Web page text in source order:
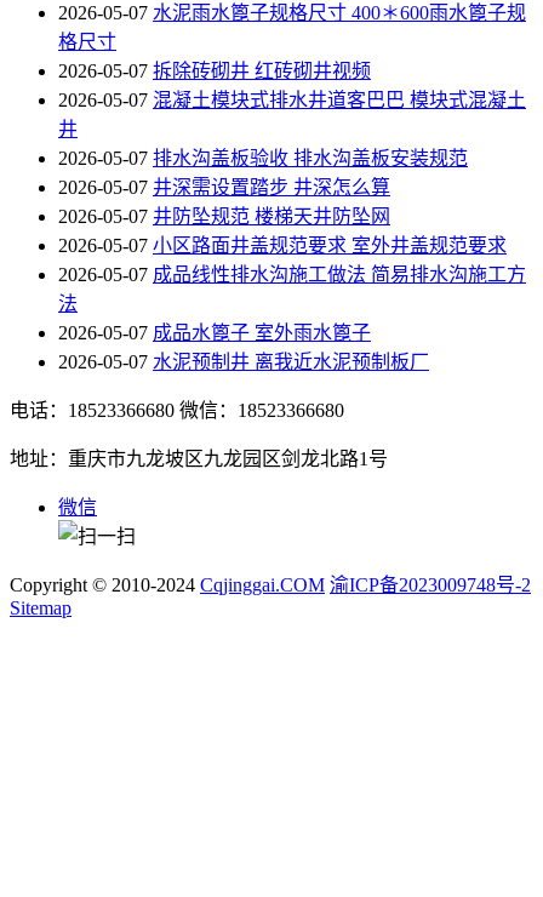
2026-05-07 水泥雨水篦子规格尺寸 400＊600雨水篦子规
格尺寸
2026-05-07 拆除砖砌井 红砖砌井视频
2026-05-07 混凝土模块式排水井道客巴巴 模块式混凝土
井
2026-05-07 排水沟盖板验收 排水沟盖板安装规范
2026-05-07 井深需设置踏步 井深怎么算
2026-05-07 井防坠规范 楼梯天井防坠网
2026-05-07 小区路面井盖规范要求 室外井盖规范要求
2026-05-07 成品线性排水沟施工做法 简易排水沟施工方
法
2026-05-07 成品水篦子 室外雨水篦子
2026-05-07 水泥预制井 离我近水泥预制板厂
电话：18523366680 微信：18523366680
地址：重庆市九龙坡区九龙园区剑龙北路1号
微信
Copyright © 2010-2024 Cqjinggai.COM 渝ICP备2023009748号-2
Sitemap